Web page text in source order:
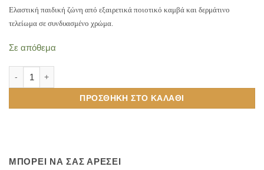
Ελαστική παιδική ζώνη από εξαιρετικά ποιοτικό καμβά και δερμάτινο
τελείωμα σε συνδυασμένο χρώμα.
Σε απόθεμα
ΠΡΟΣΘΉΚΗ ΣΤΟ ΚΑΛΆΘΙ
ΜΠΟΡΕΙ ΝΑ ΣΑΣ ΑΡΕΣΕΙ